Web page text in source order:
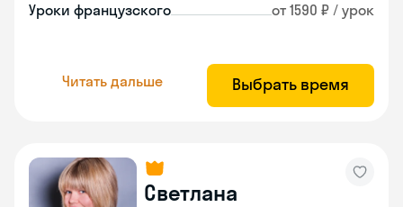
Уроки французского от 1590 ₽ / урок
Читать дальше Выбрать время
Светлана